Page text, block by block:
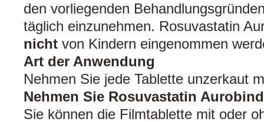
den vorliegenden
täglich einzunehmen. Rosuvastatin
nicht von Kindern eingenommen
Art der Anwendung
Nehmen Sie jede Tablette unzerkaut
Nehmen Sie Rosuvastatin
Sie können die Filmtablette mit oder